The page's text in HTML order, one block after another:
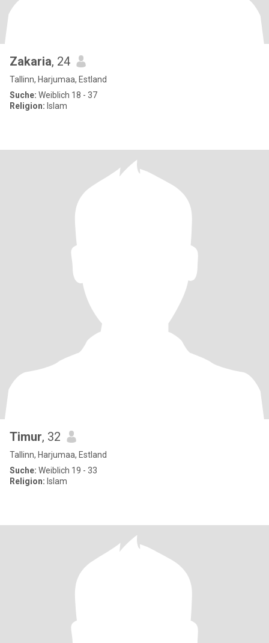
Zakaria, 24
Tallinn, Harjumaa, Estland
Suche: Weiblich 18 - 37
Religion: Islam
Timur, 32
Tallinn, Harjumaa, Estland
Suche: Weiblich 19 - 33
Religion: Islam